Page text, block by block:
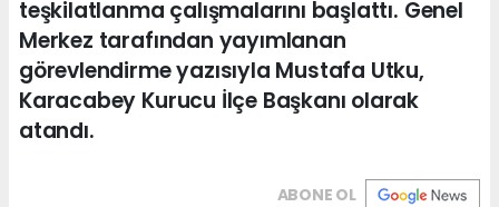
teşkilatlanma çalışmalarını başlattı. Genel
Merkez tarafından yayımlanan
görevlendirme yazısıyla Mustafa Utku,
Karacabey Kurucu İlçe Başkanı olarak
atandı.
ABONE OL